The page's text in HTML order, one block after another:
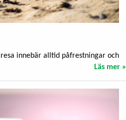
innebär alltid påfrestningar och
Läs mer »